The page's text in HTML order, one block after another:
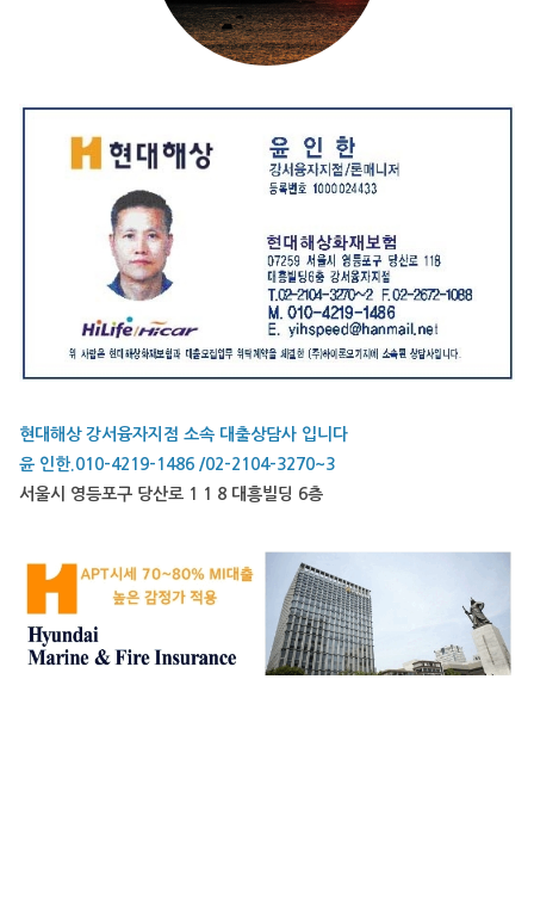
현대해상 강서융자지점 소속 대출상담사 입니다
윤 인한.010-4219-1486 /02-2104-3270~3
서울시 영등포구 당산로 1 1 8 대흥빌딩 6층